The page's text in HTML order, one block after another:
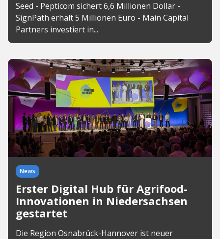
Seed - Pepticom sichert 6,6 Millionen Dollar -
SignPath erhält 5 Millionen Euro - Main Capital
Partners investiert in...
News
Erster Digital Hub für Agrifood-
Innovationen in Niedersachsen
gestartet
Die Region Osnabrück-Hannover ist neuer